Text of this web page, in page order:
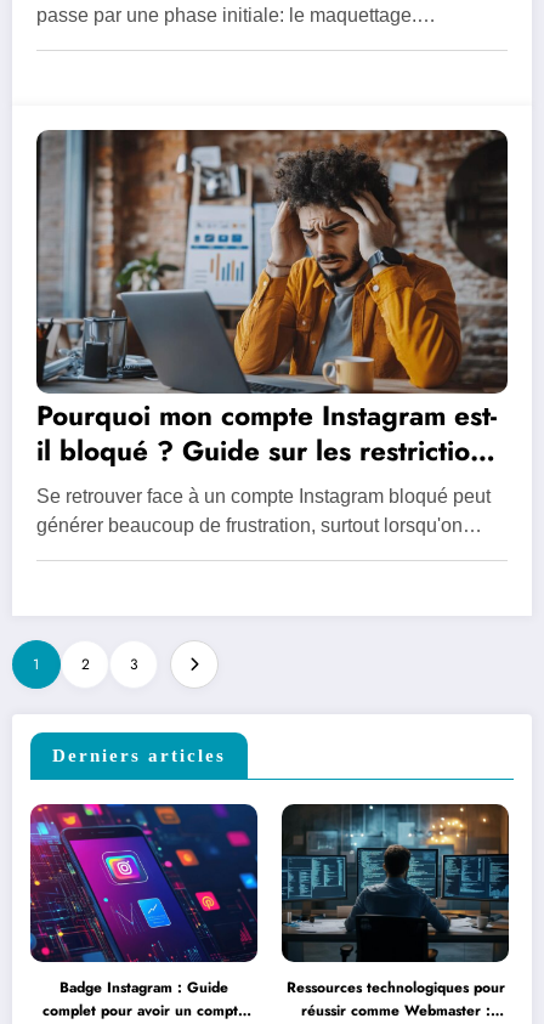
Derniers articles
Badge Instagram : Guide
complet pour avoir un compte
Ressources technologiques pour
réussir comme Webmaster :
design web en equipe
passe par une phase initiale: le maquettage.…
Pourquoi mon compte Instagram est-
il bloqué ? Guide sur les restrictions
liées aux concours
Se retrouver face à un compte Instagram bloqué peut
générer beaucoup de frustration, surtout lorsqu'on…
1 2 3